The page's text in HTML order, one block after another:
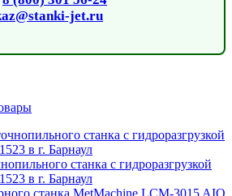
jet.ru
станка c гидроразгрузкой
в г. Барнаул